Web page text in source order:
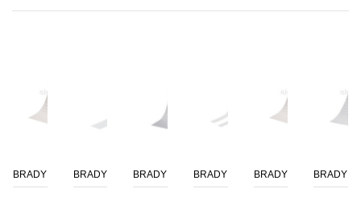
BRADY BRADY BRADY BRADY BRADY BRADY